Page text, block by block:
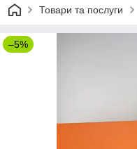
Товари та послуги
–5%